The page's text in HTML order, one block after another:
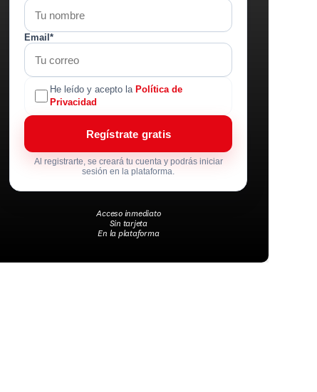
Email*
He leído y acepto la Política de
Privacidad
Regístrate gratis
Al registrarte, se creará tu cuenta y podrás iniciar
sesión en la plataforma.
Acceso inmediato
Sin tarjeta
En la plataforma